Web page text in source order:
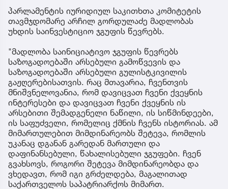
პარლამენტის იურიდიულ საკითხთა კომიტეტის
თავმჯდომარე არჩილ გორდულაძე მადლობას
უხდის საინვესტიციო ჯგუფის წევრებს.
"მადლობა საინიციატივო ჯგუფის წევრებს
საზოგადოებაში არსებული გამოწვევის და
საზოგადოებაში არსებული გულისტკივილის
გაჟღერებისათვის. რაც მთავარია, ჩვენთვის
მნიშვნელოვანია, რომ დავიცვათ ჩვენი ქვეყნის
ინტერესები და დავიცვათ ჩვენი ქვეყნის ის
არსებითი შემადგენელი ნაწილი, ის სიწმინდეები,
ის საფუძველი, რომელიც ქმნის ჩვენს ისტორიას. ამ
მიმართულებით მიმდინარეობს შეტევა, რომლის
უკანაც დგანან გარედან მართული და
დაფინანსებული, წახალისებული ჯგუფები. ჩვენ
გვახსოვს, როგორი შეტევა მიმდინარეობდა და
ვხედავთ, რომ იგი გრძელდება, მაგალითად
საქართველოს საპატრიარქოს მიმართ.